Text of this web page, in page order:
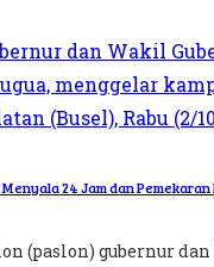
24 Jam dan
(paslon) gubernur